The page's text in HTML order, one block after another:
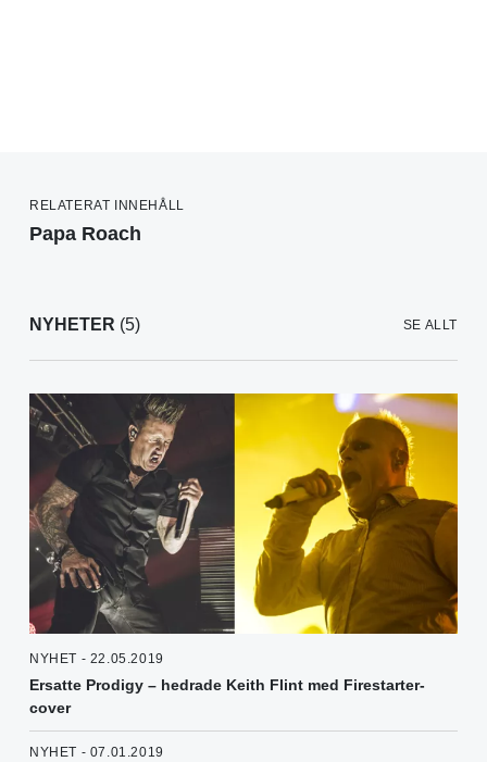
RELATERAT INNEHÅLL
Papa Roach
NYHETER (5) SE ALLT
NYHET - 22.05.2019
Ersatte Prodigy – hedrade Keith Flint med Firestarter-
cover
NYHET - 07.01.2019